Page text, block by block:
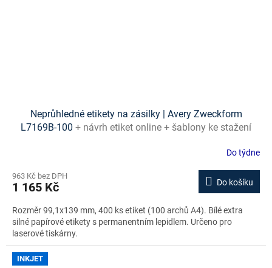
Neprůhledné etikety na zásilky | Avery Zweckform
L7169B-100 + návrh etiket online + šablony ke stažení
Do týdne
963 Kč bez DPH
1 165 Kč Do košíku
Rozměr 99,1x139 mm, 400 ks etiket (100 archů A4). Bílé extra
silné papírové etikety s permanentním lepidlem. Určeno pro
laserové tiskárny.
INKJET